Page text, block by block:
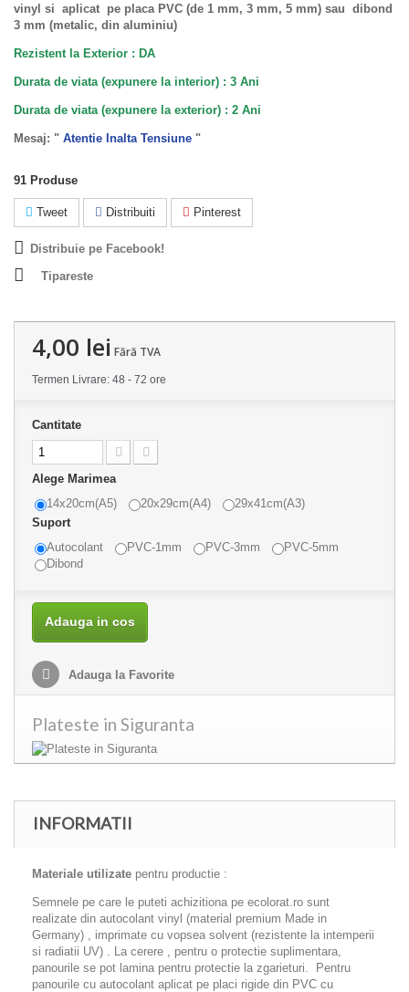
vinyl si aplicat pe placa PVC (de 1 mm, 3 mm, 5 mm) sau dibond
3 mm (metalic, din aluminiu)
Rezistent la Exterior : DA
Durata de viata (expunere la interior) : 3 Ani
Durata de viata (expunere la exterior) : 2 Ani
Mesaj: " Atentie Inalta Tensiune "
91 Produse
Tweet Distribuiti Pinterest
Distribuie pe Facebook!
Tipareste
4,00 lei Fără TVA
Termen Livrare: 48 - 72 ore
Cantitate
Alege Marimea
14x20cm(A5)
20x29cm(A4)
29x41cm(A3)
Suport
Autocolant
PVC-1mm PVC-3mm
PVC-5mm
Dibond
Adauga in cos
Adauga la Favorite
Plateste in Siguranta
INFORMATII
Materiale utilizate pentru productie :
Semnele pe care le puteti achizitiona pe ecolorat.ro sunt
realizate din autocolant vinyl (material premium Made in
Germany) , imprimate cu vopsea solvent (rezistente la intemperii
si radiatii UV) . La cerere , pentru o protectie suplimentara,
panourile se pot lamina pentru protectie la zgarieturi. Pentru
panourile cu autocolant aplicat pe placi rigide din PVC cu